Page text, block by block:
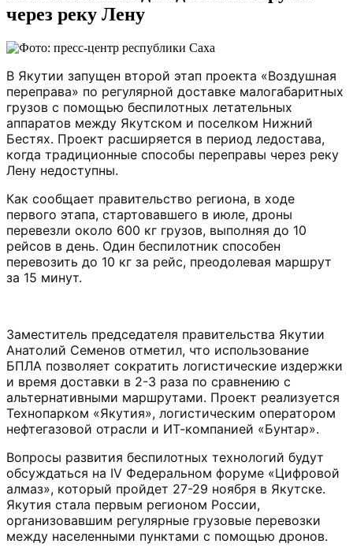
через реку Лену
В Якутии запущен второй этап проекта «Воздушная
переправа» по регулярной доставке малогабаритных
грузов с помощью беспилотных летательных
аппаратов между Якутском и поселком Нижний
Бестях. Проект расширяется в период ледостава,
когда традиционные способы переправы через реку
Лену недоступны.
Как сообщает правительство региона, в ходе
первого этапа, стартовавшего в июле, дроны
перевезли около 600 кг грузов, выполняя до 10
рейсов в день. Один беспилотник способен
перевозить до 10 кг за рейс, преодолевая маршрут
за 15 минут.
Заместитель председателя правительства Якутии
Анатолий Семенов отметил, что использование
БПЛА позволяет сократить логистические издержки
и время доставки в 2-3 раза по сравнению с
альтернативными маршрутами. Проект реализуется
Технопарком «Якутия», логистическим оператором
нефтегазовой отрасли и ИТ-компанией «Бунтар».
Вопросы развития беспилотных технологий будут
обсуждаться на IV Федеральном форуме «Цифровой
алмаз», который пройдет 27-29 ноября в Якутске.
Якутия стала первым регионом России,
организовавшим регулярные грузовые перевозки
между населенными пунктами с помощью дронов.